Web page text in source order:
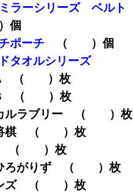
ラーシリーズ ベルト
個
ポーチ （ ）個
タオルシリーズ
A （ ）枚
B （ ）枚
ルラブリー （ ）枚
棋 （ ）枚
（ ）枚
ろがりず （ ）枚
ズ （ ）枚